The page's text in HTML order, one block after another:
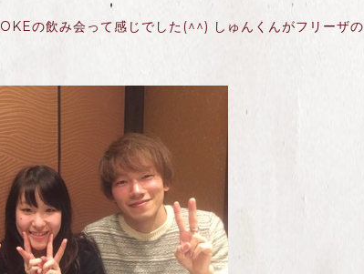
の飲み会って感じでした(^^) しゅんくんがフリーザの